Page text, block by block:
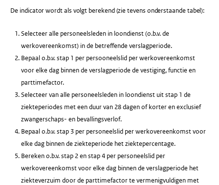
De indicator wordt als volgt berekend (zie tevens onderstaande tabel):
Selecteer alle personeelsleden in loondienst (o.b.v. de
werkovereenkomst) in de betreffende verslagperiode.
Bepaal o.b.v. stap 1 per persooneelslid per werkovereenkomst
voor elke dag binnen de verslagperiode de vestiging, functie en
parttimefactor.
Selecteer van alle personeelsleden in loondienst uit stap 1 de
ziekteperiodes met een duur van 28 dagen of korter en exclusief
zwangerschaps- en bevallingsverlof.
Bepaal o.b.v. stap 3 per personeelslid per werkovereenkomst voor
elke dag binnen de ziekteperiode het ziektepercentage.
Bereken o.b.v. stap 2 en stap 4 per personeelslid per
werkovereenkomst voor elke dag binnen de verslagperiode het
ziekteverzuim door de parttimefactor te vermenigvuldigen met